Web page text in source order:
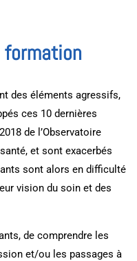
formation
des éléments agressifs,
ces 10 dernières
de l’Observatoire
et sont exacerbés
sont alors en difficulté
vision du soin et des
de comprendre les
et/ou les passages à